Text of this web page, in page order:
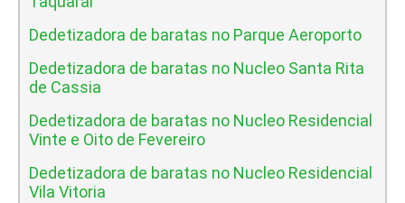
Dedetizadora de baratas no Parque Aeroporto
Dedetizadora de baratas no Nucleo Santa Rita
de Cassia
Dedetizadora de baratas no Nucleo Residencial
Vinte e Oito de Fevereiro
Dedetizadora de baratas no Nucleo Residencial
Vila Vitoria